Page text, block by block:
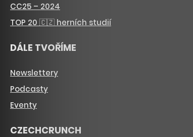
CC25 – 2024
TOP 20 🇨🇿 herních studií
DÁLE TVOŘÍME
Newslettery
Podcasty
Eventy
CZECHCRUNCH